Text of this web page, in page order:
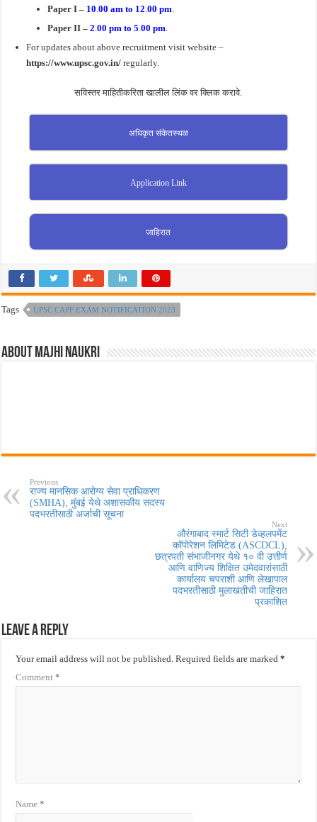
Paper I – 10 .00 am to 12 .00 pm
Paper II –2 .00 pm to 5 .00 pm
For updates about above recruitment visit website –
https://www.upsc.gov.in/ regularly.
सविस्तर माहितीकरिता खालील लिंक वर क्लिक करावे.
अधिकृत संकेतस्थळ
Application Link
जाहिरात
Tags UPSC CAPF EXAM NOTIFICATION 2023
About Majhi Naukri
Previous
राज्य मानसिक आरोग्य सेवा प्राधिकरण
(SMHA), मुंबई येथे अशासकीय सदस्य
पदभरतीसाठी अर्जाची सूचना
Next
औरंगाबाद स्मार्ट सिटी डेव्हलपमेंट
कॉपोरेशन लिमिटेड (ASCDCL),
छत्रपती संभाजीनगर येथे १० वी उत्तीर्ण
आणि वाणिज्य शिक्षित उमेदवारांसाठी
कार्यालय चपराशी आणि लेखापाल
पदभरतीसाठी मुलाखतीची जाहिरात
प्रकाशित
Leave a Reply
Your email address will not be published. Required fields are marked*
Comment*
Name*